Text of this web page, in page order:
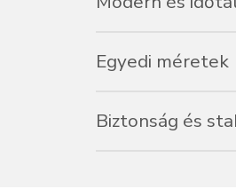
Egyedi méretek
Biztonság és